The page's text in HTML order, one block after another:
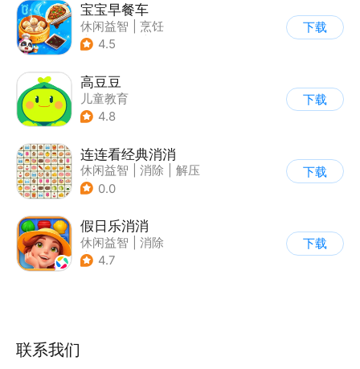
宝宝早餐车
休闲益智
烹饪
| 宝宝巴士
4.5
下载
高豆豆
儿童教育
4.8
下载
连连看经典消消
休闲益智 消除
解压
| 清新
0.0
下载
假日乐消消
休闲益智
消除
| 乐元素
4.7
下载
联系我们